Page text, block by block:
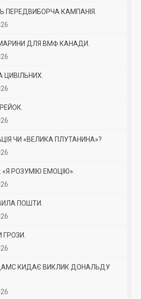
ПЕРЕДВИБОРЧА КАМПАНІЯ.
ДЛЯ ВМФ КАНАДИ.
ЦИВІЛЬНИХ.
ЧИ «ВЕЛИКА ПЛУТАНИНА»?
РОЗУМІЮ ЕМОЦІЮ».
ПОШТИ.
ГРОЗИ.
КИДАЄ ВИКЛИК ДОНАЛЬДУ